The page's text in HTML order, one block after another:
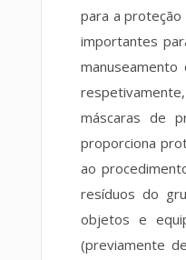
para a proteção
importantes
máscaras de
proporciona
ao
resíduos do
objetos e
(previamente